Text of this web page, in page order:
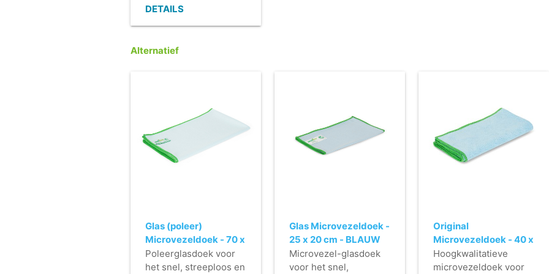
- Praktisch en
rode of blauwe
DETAILS
Alternatief
Glas (poleer)
Microvezeldoek - 70 x
61 cm - BLAUW
Poleerglasdoek voor
het snel, streeploos en
Glas Microvezeldoek -
25 x 20 cm - BLAUW
Microvezel-glasdoek
voor het snel,
Original
Microvezeldoek - 40 x
40 cm - BLAUW
Hoogkwalitatieve
microvezeldoek voor